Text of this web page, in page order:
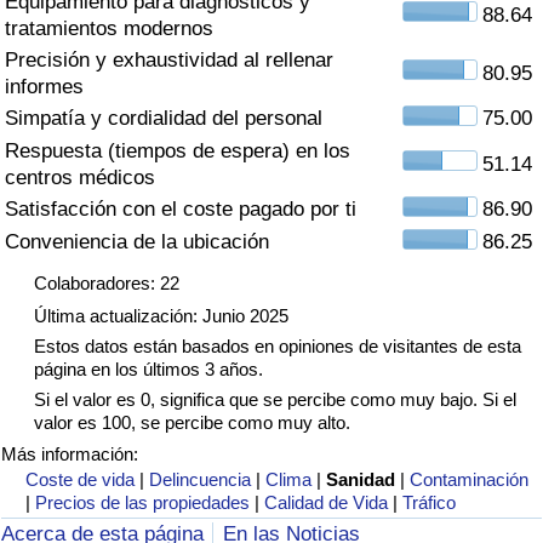
tratamientos modernos
88.64
Precisión y exhaustividad al rellenar
informes
80.95
Simpatía y cordialidad del personal
75.00
Respuesta (tiempos de espera) en los
centros médicos
51.14
Satisfacción con el coste pagado por ti
86.90
Conveniencia de la ubicación
86.25
Colaboradores: 22
Última actualización: Junio 2025
Estos datos están basados en opiniones de visitantes de esta
página en los últimos 3 años.
Si el valor es 0, significa que se percibe como muy bajo. Si el
valor es 100, se percibe como muy alto.
Más información:
Coste de vida | Delincuencia |Clima |Sanidad |Contaminación
| Precios de las propiedades |Calidad de Vida |Tráfico
Acerca de esta página En las Noticias
Índice de criminalidad por país
Sanidad
Índice de Sanidad (Actual)
Índice de Sanidad
Contaminación
Índice de Contaminación (Actual)
Índice de contaminación
Índice de Contaminación por País